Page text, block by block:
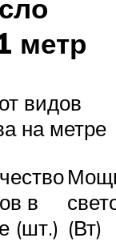
метр
видов
на метре
в
(шт.) (Вт)